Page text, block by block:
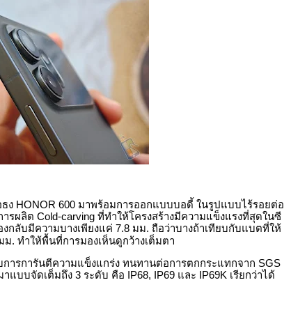
ง HONOR 600 มาพร้อมการออกแบบบอดี้ ในรูปแบบไร้รอยต่อ
รผลิต Cold-carving ที่ทำให้โครงสร้างมีความแข็งแรงที่สุดในซี
กลับมีความบางเพียงแค่ 7.8 มม. ถือว่าบางถ้าเทียบกับแบตที่ให้
. ทำให้พื้นที่การมองเห็นดูกว้างเต็มตา
รการันตีความแข็งแกร่ง ทนทานต่อการตกกระแทกจาก SGS
บบจัดเต็มถึง 3 ระดับ คือ IP68, IP69 และ IP69K เรียกว่าได้